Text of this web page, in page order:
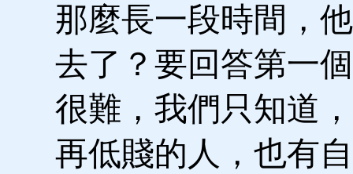
那麼長一段時間，
去了？要回答第一
很難，我們只知道
再低賤的人，也有